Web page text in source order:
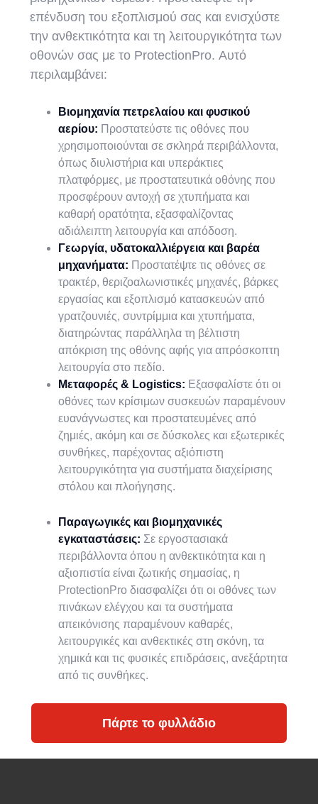
επένδυση του εξοπλισμού σας και ενισχύστε
την ανθεκτικότητα και τη λειτουργικότητα των
οθονών σας με το ProtectionPro. Αυτό
περιλαμβάνει:
Βιομηχανία πετρελαίου και φυσικού
αερίου: Προστατεύστε τις οθόνες που
χρησιμοποιούνται σε σκληρά περιβάλλοντα,
όπως διυλιστήρια και υπεράκτιες
πλατφόρμες, με προστατευτικά οθόνης που
προσφέρουν αντοχή σε χτυπήματα και
καθαρή ορατότητα, εξασφαλίζοντας
αδιάλειπτη λειτουργία και απόδοση.
Γεωργία, υδατοκαλλιέργεια και βαρέα
μηχανήματα: Προστατέψτε τις οθόνες σε
τρακτέρ, θεριζοαλωνιστικές μηχανές, βάρκες
εργασίας και εξοπλισμό κατασκευών από
γρατζουνιές, συντρίμμια και χτυπήματα,
διατηρώντας παράλληλα τη βέλτιστη
απόκριση της οθόνης αφής για απρόσκοπτη
λειτουργία στο πεδίο.
Μεταφορές & Logistics: Εξασφαλίστε ότι οι
οθόνες των κρίσιμων συσκευών παραμένουν
ευανάγνωστες και προστατευμένες από
ζημιές, ακόμη και σε δύσκολες και εξωτερικές
συνθήκες, παρέχοντας αξιόπιστη
λειτουργικότητα για συστήματα διαχείρισης
στόλου και πλοήγησης.
Παραγωγικές και βιομηχανικές
εγκαταστάσεις: Σε εργοστασιακά
περιβάλλοντα όπου η ανθεκτικότητα και η
αξιοπιστία είναι ζωτικής σημασίας, η
ProtectionPro διασφαλίζει ότι οι οθόνες των
πινάκων ελέγχου και τα συστήματα
απεικόνισης παραμένουν καθαρές,
λειτουργικές και ανθεκτικές στη σκόνη, τα
χημικά και τις φυσικές επιδράσεις, ανεξάρτητα
από τις συνθήκες.
Πάρτε το φυλλάδιο